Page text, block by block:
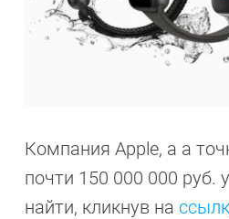
Компания Apple, а а
почти 150 000 000
найти, кликнув на